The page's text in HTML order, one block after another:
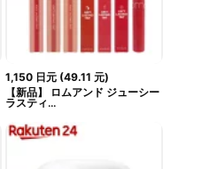
1,150 日元 (49.11 元)
【新品】 ロムアンド ジューシー
ラスティ...